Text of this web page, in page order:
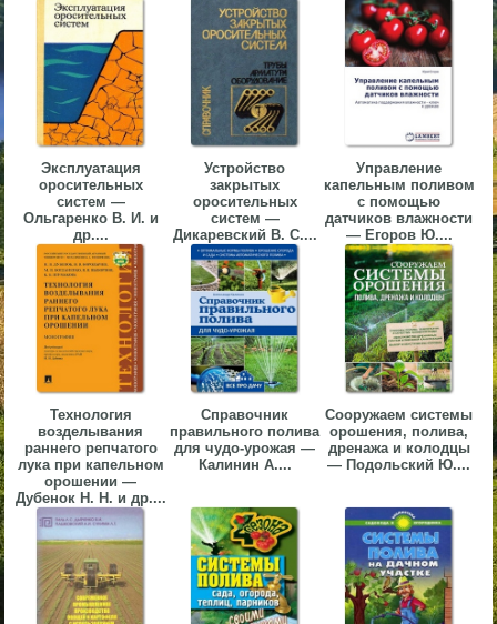
Эксплуатация
оросительных
систем —
Ольгаренко В. И. и
др....
Устройство
закрытых
оросительных
систем —
Дикаревский В. С....
Управление
капельным поливом
с помощью
датчиков влажности
— Егоров Ю....
Технология
возделывания
раннего репчатого
лука при капельном
орошении —
Дубенок Н. Н. и др....
Справочник
правильного полива
для чудо-урожая —
Калинин А....
Сооружаем системы
орошения, полива,
дренажа и колодцы
— Подольский Ю....
▼
▼
▼
▼